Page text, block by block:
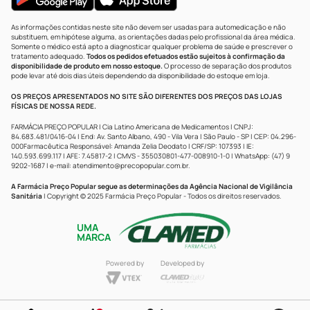
As informações contidas neste site não devem ser usadas para automedicação e não
substituem, em hipótese alguma, as orientações dadas pelo profissional da área médica.
Somente o médico está apto a diagnosticar qualquer problema de saúde e prescrever o
tratamento adequado. Todos os pedidos efetuados estão sujeitos à confirmação da
disponibilidade de produto em nosso estoque.O processo de separação dos produtos
pode levar até dois dias úteis dependendo da disponibilidade do estoque em loja.
OS PREÇOS APRESENTADOS NO SITE SÃO DIFERENTES DOS PREÇOS DAS LOJAS
FÍSICAS DE NOSSA REDE.
FARMÁCIA PREÇO POPULAR | Cia Latino Americana de Medicamentos | CNPJ:
84.683.481/0416-04 | End: Av. Santo Albano, 490 - Vila Vera | São Paulo - SP | CEP: 04.296-
000Farmacêutica Responsável: Amanda Zelia Deodato | CRF/SP: 107393 | IE:
140.593.699.117 | AFE: 7.45817-2 | CMVS - 355030801-477-008910-1-0 | WhatsApp: (47) 9
9202-1687 | e-mail: atendimento@precopopular.com.br.
A Farmácia Preço Popular segue as determinações da Agência Nacional de Vigilância
Sanitária | Copyright © 2025 Farmácia Preço Popular - Todos os direitos reservados.
UMA
MARCA
Powered by Developed by